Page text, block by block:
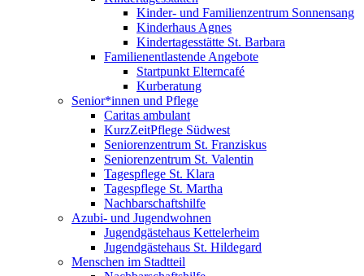
Kinder- und Familienzentrum Sonnensang
Kinderhaus Agnes
Kindertagesstätte St. Barbara
Familienentlastende Angebote
Startpunkt Elterncafé
Kurberatung
Senior*innen und Pflege
Caritas ambulant
KurzZeitPflege Südwest
Seniorenzentrum St. Franziskus
Seniorenzentrum St. Valentin
Tagespflege St. Klara
Tagespflege St. Martha
Nachbarschaftshilfe
Azubi- und Jugendwohnen
Jugendgästehaus Kettelerheim
Jugendgästehaus St. Hildegard
Menschen im Stadtteil